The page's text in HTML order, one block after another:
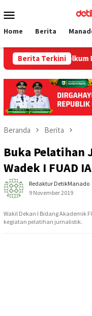
ke
Mobile
Home Berita
Berita Terkini
‎Bapelkum Bitung
Beranda Berita
Buka
Wadek I FUAD
Redaktur DetikManado
9 November 2019
Wakil Dekan I Bidang Akademik
kegiatan pelatihan jurnalistik.